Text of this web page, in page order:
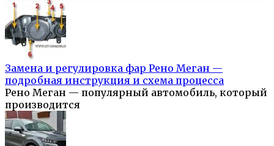
Замена и регулировка фар Рено Меган —
подробная инструкция и схема процесса
Рено Меган — популярный автомобиль, который
производится